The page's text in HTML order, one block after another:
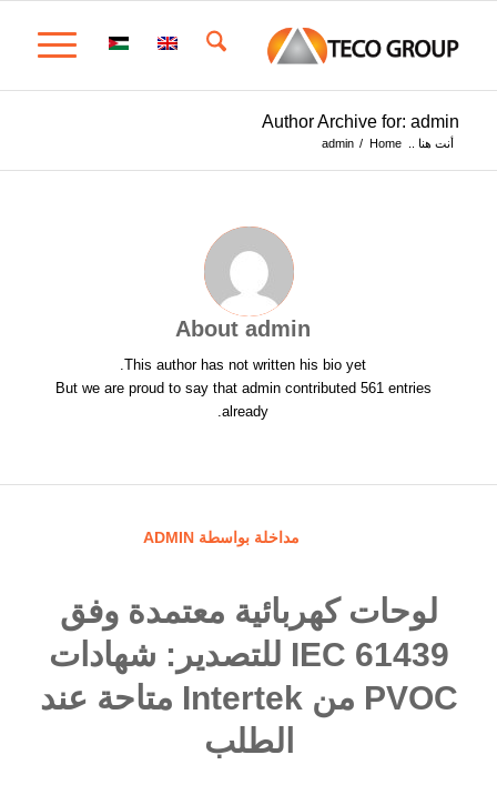
Author Archive for: admin
أنت هنا .. Home
/
admin
About admin
This author has not written his bio yet.
But we are proud to say that admincontributed 561 entries
already.
مداخلة بواسطة ADMIN
لوحات كهربائية معتمدة وفق
IEC 61439 للتصدير: شهادات
PVOC من Intertek متاحة عند
الطلب